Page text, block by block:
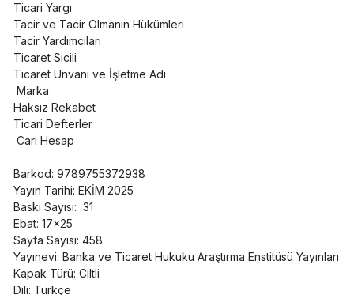
Ticari Yargı
Tacir ve Tacir Olmanın Hükümleri
Tacir Yardımcıları
Ticaret Sicili
Ticaret Unvanı ve İşletme Adı
Marka
Haksız Rekabet
Ticari Defterler
Cari Hesap
Barkod: 9789755372938
Yayın Tarihi: EKİM 2025
Baskı Sayısı: 31
Ebat: 17x25
Sayfa Sayısı: 458
Yayınevi: Banka ve Ticaret Hukuku Araştırma Enstitüsü Yayınları
Kapak Türü: Ciltli
Dili: Türkçe